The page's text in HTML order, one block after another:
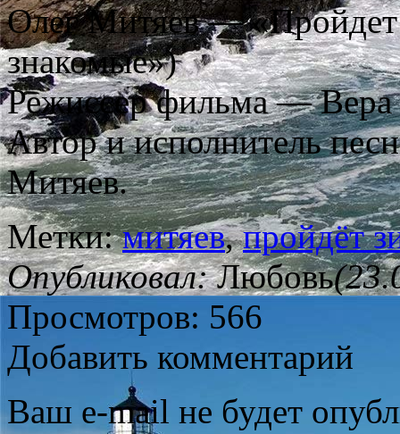
Олег Митяев —
знакомые»)
Режиссер фильма — Вера
Автор и исполнитель
Митяев.
Метки:митяев,пройдёт
Опубликовал:Любовь
Просмотров: 566
Добавить комментарий
Ваш e-mail не будет